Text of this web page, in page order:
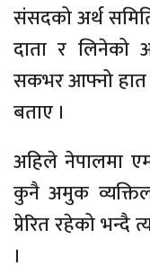
संसदको अर्थ
दाता र लिनेको
सकभर आफ्नो हात
बताए ।
अहिले नेपालमा
कुनै अमुक
प्रेरित रहेको
।